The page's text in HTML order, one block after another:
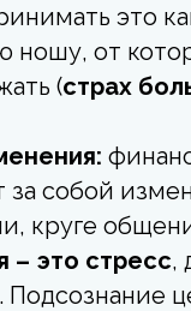
это
ношу, от
(страх
за собой
круге
– это стресс,
Подсознание